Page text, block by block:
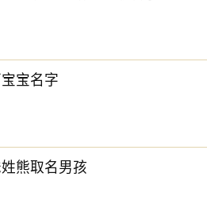
宝名字
熊取名男孩